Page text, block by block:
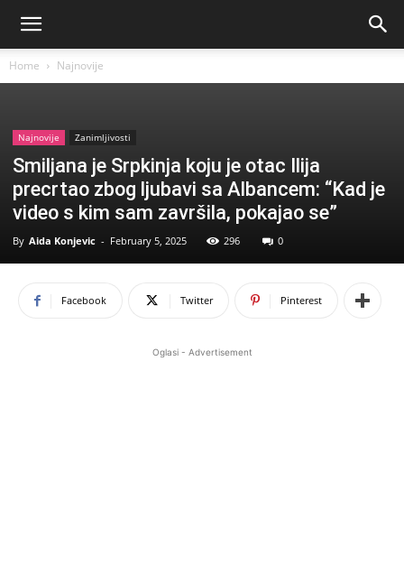
Home Najnovije
Najnovije Zanimljivosti
Smiljana je Srpkinja koju je otac Ilija
precrtao zbog ljubavi sa Albancem: “Kad je
video s kim sam završila, pokajao se”
By Aida Konjevic - February 5, 2025 296 0
Facebook Twitter Pinterest
Oglasi - Advertisement